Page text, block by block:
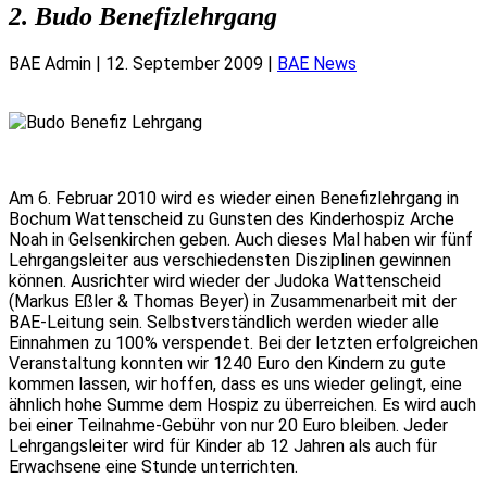
2. Budo Benefizlehrgang
BAE Admin | 12. September 2009 | BAE News
Am 6. Februar 2010 wird es wieder einen Benefizlehrgang in
Bochum Wattenscheid zu Gunsten des Kinderhospiz Arche
Noah in Gelsenkirchen geben. Auch dieses Mal haben wir fünf
Lehrgangsleiter aus verschiedensten Disziplinen gewinnen
können. Ausrichter wird wieder der Judoka Wattenscheid
(Markus Eßler & Thomas Beyer) in Zusammenarbeit mit der
BAE-Leitung sein. Selbstverständlich werden wieder alle
Einnahmen zu 100% verspendet. Bei der letzten erfolgreichen
Veranstaltung konnten wir 1240 Euro den Kindern zu gute
kommen lassen, wir hoffen, dass es uns wieder gelingt, eine
ähnlich hohe Summe dem Hospiz zu überreichen. Es wird auch
bei einer Teilnahme-Gebühr von nur 20 Euro bleiben. Jeder
Lehrgangsleiter wird für Kinder ab 12 Jahren als auch für
Erwachsene eine Stunde unterrichten.